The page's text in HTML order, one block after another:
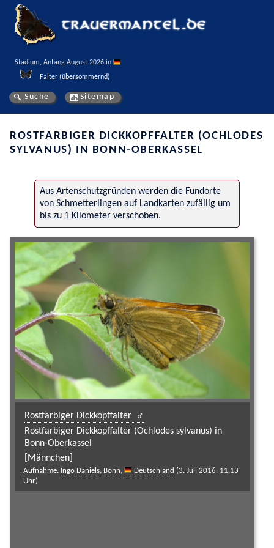
Stadium, Anfang August 2026 in
Falter (übersommernd)
Suche Sitemap
ROSTFARBIGER DICKKOPFFALTER (OCHLODES
SYLVANUS) IN BONN-OBERKASSEL
Aus Artenschutzgründen werden die Fundorte
von Schmetterlingen auf Landkarten zufällig um
bis zu 1 Kilometer verschoben.
Rostfarbiger Dickkopffalter
Rostfarbiger Dickkopffalter (Ochlodes sylvanus) in
Bonn-Oberkassel
[Männchen]
Aufnahme: Ingo Daniels; Bonn, Deutschland (3. Juli 2016, 11:13
Uhr)